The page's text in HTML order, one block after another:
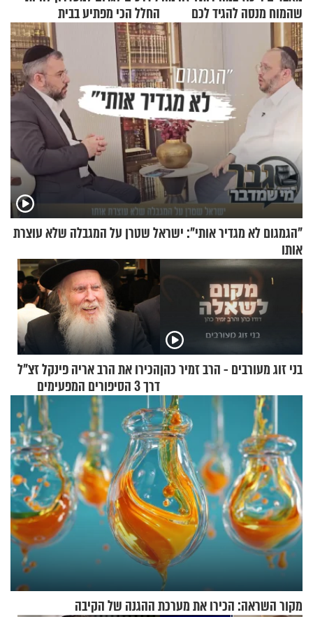
שהמוח מנסה להגיד לכם
החלל הכי מפתיע בבית
"הגמגום לא מגדיר אותי": ישראל שטרן על המגבלה שלא עוצרת
אותו
בני זוג מעורבים - הרב זמיר כהןהכירו את הרב אריה פינקל זצ"ל
דרך 3 הסיפורים המפעימים
האלה
מקור השראה: הכירו את מערכת ההגנה של הקיבה